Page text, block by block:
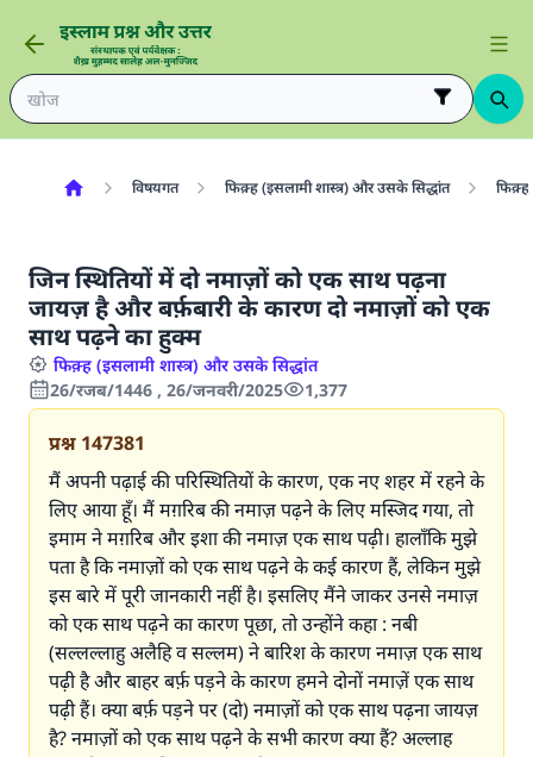
विषयगत फिक़्ह (इसलामी शास्त्र) और उसके सिद्धांत फिक़्ह
जिन स्थितियों में दो नमाज़ों को एक साथ पढ़ना
जायज़ है और बर्फ़बारी के कारण दो नमाज़ों को एक
साथ पढ़ने का हुक्म
फिक़्ह (इसलामी शास्त्र) और उसके सिद्धांत
26/रजब/1446 , 26/जनवरी/2025
1,377
प्रश्न 147381
मैं अपनी पढ़ाई की परिस्थितियों के कारण, एक नए शहर में रहने के
लिए आया हूँ। मैं मग़रिब की नमाज़ पढ़ने के लिए मस्जिद गया, तो
इमाम ने मग़रिब और इशा की नमाज़ एक साथ पढ़ी। हालाँकि मुझे
पता है कि नमाज़ों को एक साथ पढ़ने के कई कारण हैं, लेकिन मुझे
इस बारे में पूरी जानकारी नहीं है। इसलिए मैंने जाकर उनसे नमाज़
को एक साथ पढ़ने का कारण पूछा, तो उन्होंने कहा : नबी
(सल्लल्लाहु अलैहि व सल्लम) ने बारिश के कारण नमाज़ एक साथ
पढ़ी है और बाहर बर्फ़ पड़ने के कारण हमने दोनों नमाज़ें एक साथ
पढ़ी हैं। क्या बर्फ़ पड़ने पर (दो) नमाज़ों को एक साथ पढ़ना जायज़
है? नमाज़ों को एक साथ पढ़ने के सभी कारण क्या हैं? अल्लाह